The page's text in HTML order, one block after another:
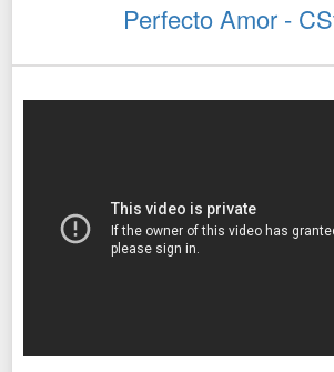
Perfecto Amor -